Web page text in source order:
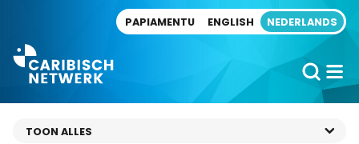
PAPIAMENTU ENGLISH NEDERLANDS